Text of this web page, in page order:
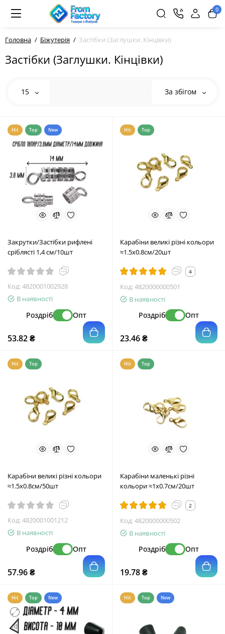
0
Головна Біжутерія Застібки (Заглушки. Кінцівки)
Застібки (Заглушки. Кінцівки)
15 За збігом
Hit Top New
Закрутки/Застібки рифлені
сріблясті 1,4 см/10шт
Код:4820001002928
В наявності
Роздріб Опт
53.82 ₴
Hit Top
Карабіни великі різні кольори
≈1.5х0.8см/20шт
4
Код:4820000000501
В наявності
Роздріб Опт
23.46 ₴
Hit Top
Карабіни великі різні кольори
≈1.5х0.8см/50шт
Код:4820001001212
В наявності
Роздріб Опт
57.96 ₴
Hit Top
Карабіни маленькі різні
кольори ≈1х0.7см/20шт
2
Код:4820000000502
В наявності
Роздріб Опт
19.78 ₴
Hit Top New Hit Top New